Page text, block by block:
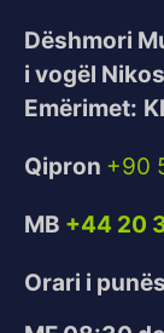
Dëshmori
i vogël
Emërimet:
Qipron +90
MB +44 20
Orari i punës